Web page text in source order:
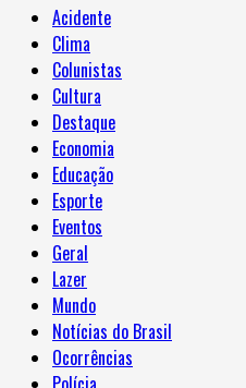
Acidente
Clima
Colunistas
Cultura
Destaque
Economia
Educação
Esporte
Eventos
Geral
Lazer
Mundo
Notícias do Brasil
Ocorrências